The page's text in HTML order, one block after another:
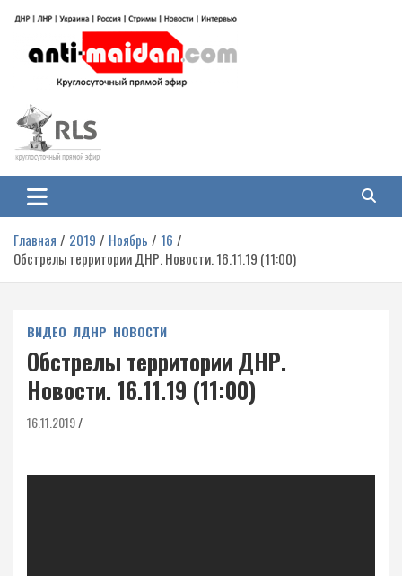
содержимому
Антимайдан: Гражданская война
на Украине
гражданской войне на Украине, включая события в Новороссии, ДНР,
ЛНР и других регионах.
Главная 2019 Ноябрь
16
Обстрелы территории ДНР. Новости. 16.11.19 (11:00)
ВИДЕО ЛДНР НОВОСТИ
Обстрелы территории ДНР.
Новости. 16.11.19 (11:00)
16.11.2019